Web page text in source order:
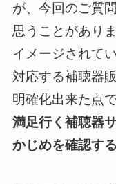
が、今回のご質
思うことがあり
イメージされて
対応する補聴器
明確化出来た点
満足行く補聴器
かじめを確認す